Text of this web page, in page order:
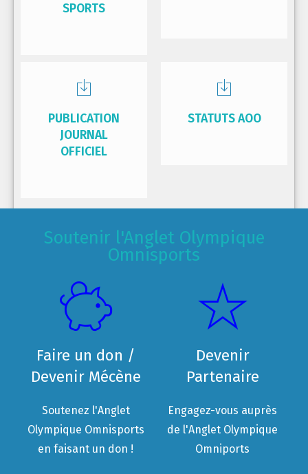
SPORTS
PUBLICATION
JOURNAL
OFFICIEL
STATUTS AOO
Soutenir l'Anglet Olympique
Omnisports
Faire un don /
Devenir Mécène
Soutenez l'Anglet
Olympique Omnisports
en faisant un don !
Devenir
Partenaire
Engagez-vous auprès
de l'Anglet Olympique
Omniports